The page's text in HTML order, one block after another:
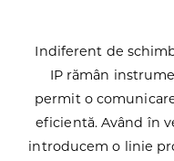
Indiferent de
IP rămân
permit o
eficientă.Având în
introducem o linie